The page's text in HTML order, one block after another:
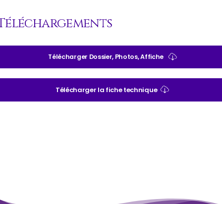
Télécharger Dossier, Photos, Affiche
Télécharger la fiche technique